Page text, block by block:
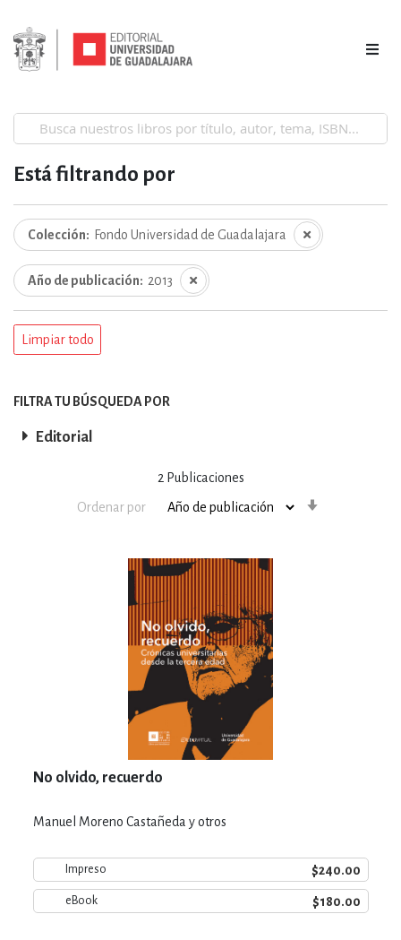
2 Publicaciones
Ordenar por
No olvido, recuerdo
Manuel Moreno Castañeda y otros
Impreso $240.00
eBook $180.00
Está filtrando por
Colección Fondo Universidad de Guadalajara
Año de publicación 2013
Limpiar todo
FILTRA TU BÚSQUEDA POR
Editorial